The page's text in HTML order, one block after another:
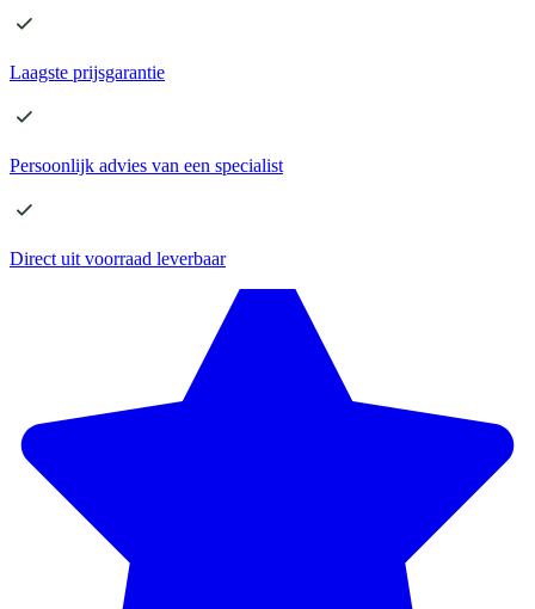
Laagste prijsgarantie
Persoonlijk advies van een specialist
Direct uit voorraad leverbaar